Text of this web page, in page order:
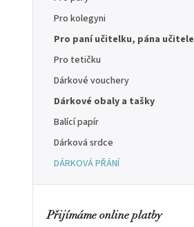
Pro kolegyni
Pro paní učitelku, pána učitele
Pro tetičku
Dárkové vouchery
Dárkové obaly a tašky
Balící papír
Dárková srdce
DÁRKOVÁ PŘÁNÍ
Přijímáme online platby